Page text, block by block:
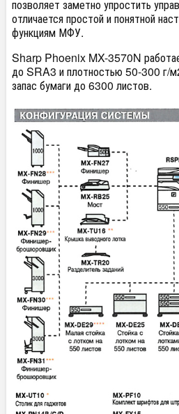
позволяет заметно упростить
отличается простой и понятной
функциям МФУ.
Sharp Phoenix MX-3570N
до SRA3 и плотностью 50-300 г/
запас бумаги до 6300 листов.